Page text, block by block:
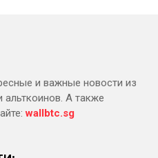
и важные новости из
альткоинов. А также
wallbtc.sg